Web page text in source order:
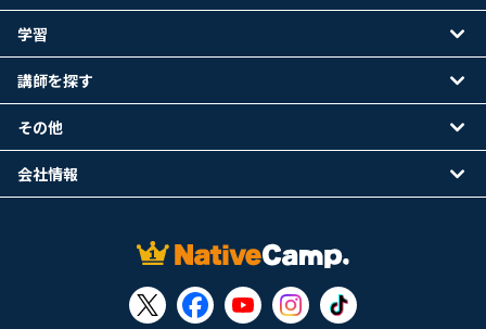
学習
講師を探す
その他
会社情報